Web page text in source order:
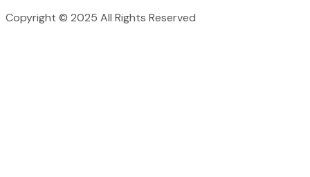
Copyright © 2025 All Rights Reserved